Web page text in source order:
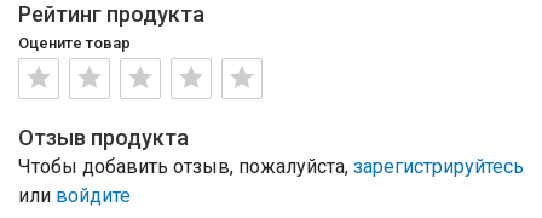
Рейтинг продукта
Оцените товар
Отзыв продукта
Чтобы добавить отзыв, пожалуйста, зарегистрируйтесь
или войдите